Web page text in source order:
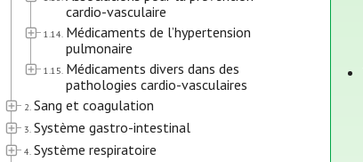
cardio-vasculaire
1.14. Médicaments de l’hypertension
pulmonaire
1.15. Médicaments divers dans des
pathologies cardio-vasculaires
2. Sang et coagulation
3. Système gastro-intestinal
4. Système respiratoire